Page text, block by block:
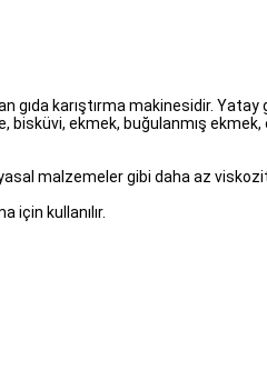
karıştırma makinesidir. Yatay
bisküvi, ekmek, buğulanmış
malzemeler gibi daha az
için kullanılır.